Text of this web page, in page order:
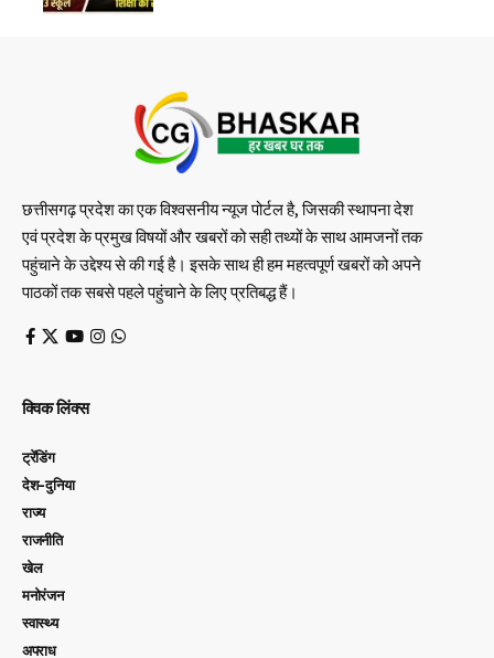
छत्तीसगढ़ प्रदेश का एक विश्वसनीय न्यूज पोर्टल है, जिसकी स्थापना देश
एवं प्रदेश के प्रमुख विषयों और खबरों को सही तथ्यों के साथ आमजनों तक
पहुंचाने के उद्देश्य से की गई है। इसके साथ ही हम महत्वपूर्ण खबरों को अपने
पाठकों तक सबसे पहले पहुंचाने के लिए प्रतिबद्ध हैं।
क्विक लिंक्स
ट्रेंडिंग
देश-दुनिया
राज्य
राजनीति
खेल
मनोरंजन
स्वास्थ्य
अपराध